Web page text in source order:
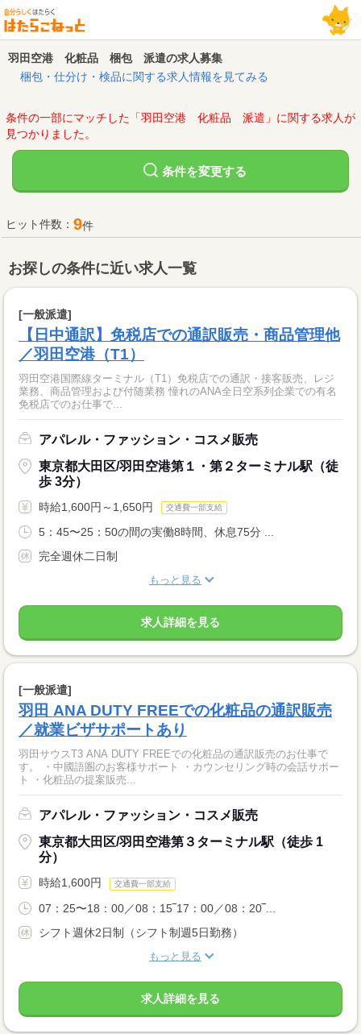
羽田空港 化粧品 梱包 派遣の求人募集
梱包・仕分け・検品に関する求人情報を見てみる
条件の一部にマッチした「羽田空港 化粧品 派遣」に関する求人が
見つかりました。
条件を変更する
ヒット件数： 9件
お探しの条件に近い求人一覧
[一般派遣]
【日中通訳】免税店での通訳販売・商品管理他
／羽田空港（T1）
羽田空港国際線ターミナル（T1）免税店での通訳・接客販売、レジ
業務、商品管理および付随業務 憧れのANA全日空系列企業での有名
免税店でのお仕事で...
アパレル・ファッション・コスメ販売
東京都大田区/羽田空港第１・第２ターミナル駅（徒
歩 3分）
時給1,600円～1,650円 交通費一部支給
5：45〜25：50の間の実働8時間、休息75分 ...
完全週休二日制
もっと見る
求人詳細を見る
[一般派遣]
羽田 ANA DUTY FREEでの化粧品の通訳販売
／就業ビザサポートあり
羽田サウスT3 ANA DUTY FREEでの化粧品の通訳販売のお仕事で
す。 ・中國語圏のお客様サポート ・カウンセリング時の会話サポー
ト ・化粧品の提案販売...
アパレル・ファッション・コスメ販売
東京都大田区/羽田空港第３ターミナル駅（徒歩 1
分）
時給1,600円 交通費一部支給
07：25〜18：00／08：15‾17：00／08：20‾...
シフト週休2日制（シフト制週5日勤務）
もっと見る
求人詳細を見る